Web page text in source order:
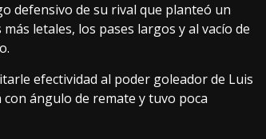
defensivo de su rival que planteó un
letales, los pases largos y al vacío de
efectividad al poder goleador de Luis
ángulo de remate y tuvo poca